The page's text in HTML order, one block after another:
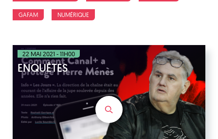
GAFAM NUMÉRIQUE
22 MAI 2021 - 11H00
ENQUÊTES